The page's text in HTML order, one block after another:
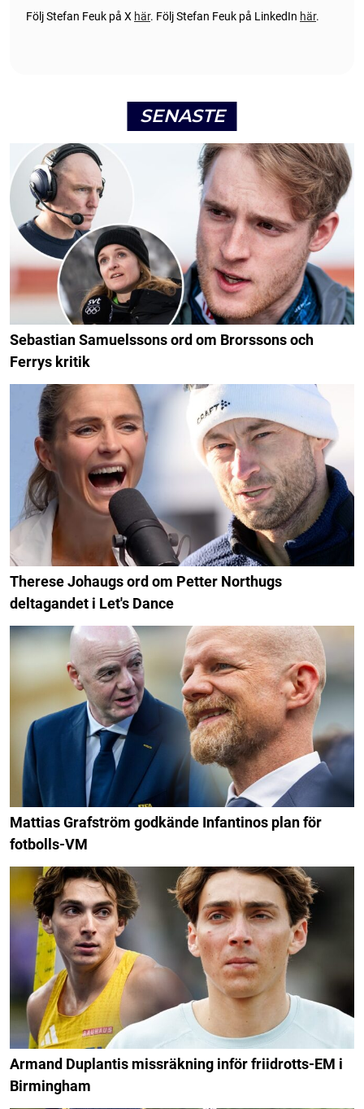
Följ Stefan Feuk på X här. Följ Stefan Feuk på LinkedIn här.
SENASTE
Sebastian Samuelssons ord om Brorssons och
Ferrys kritik
Therese Johaugs ord om Petter Northugs
deltagandet i Let's Dance
Mattias Grafström godkände Infantinos plan för
fotbolls-VM
Armand Duplantis missräkning inför friidrotts-EM i
Birmingham